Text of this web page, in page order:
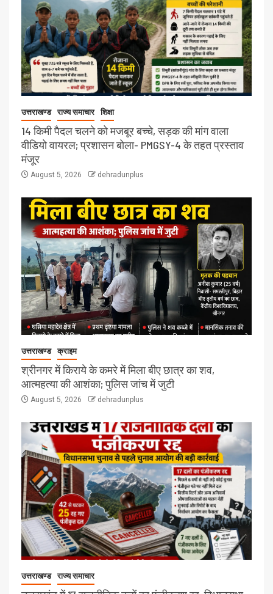
उत्तराखण्ड राज्य समाचार शिक्षा
14 किमी पैदल चलने को मजबूर बच्चे, सड़क की मांग वाला
वीडियो वायरल; प्रशासन बोला- PMGSY-4 के तहत प्रस्ताव
मंजूर
August 5, 2026 dehradunplus
उत्तराखण्ड क्राइम
श्रीनगर में किराये के कमरे में मिला बीए छात्र का शव,
आत्महत्या की आशंका; पुलिस जांच में जुटी
August 5, 2026 dehradunplus
उत्तराखण्ड राज्य समाचार